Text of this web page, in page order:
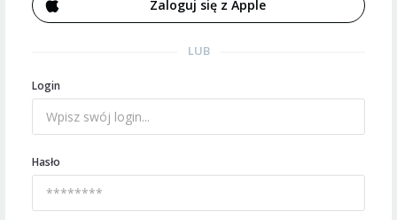
Zaloguj się z Apple
LUB
Login
Hasło